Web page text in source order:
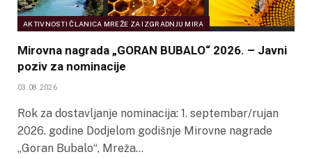
AKTIVNOSTI ČLANICA MREŽE ZA IZGRADNJU MIRA
Mirovna nagrada „GORAN BUBALO“ 2026. – Javni
poziv za nominacije
03.08.2026
Rok za dostavljanje nominacija: 1. septembar/rujan
2026. godine Dodjelom godišnje Mirovne nagrade
„Goran Bubalo“, Mreža…